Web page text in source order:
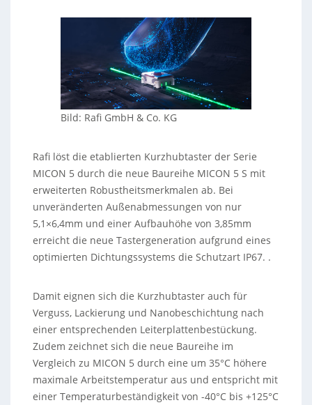
Bild: Rafi GmbH & Co. KG
Rafi löst die etablierten Kurzhubtaster der Serie
MICON 5 durch die neue Baureihe MICON 5 S mit
erweiterten Robustheitsmerkmalen ab. Bei
unveränderten Außenabmessungen von nur
5,1×6,4mm und einer Aufbauhöhe von 3,85mm
erreicht die neue Tastergeneration aufgrund eines
optimierten Dichtungssystems die Schutzart IP67. .
Damit eignen sich die Kurzhubtaster auch für
Verguss, Lackierung und Nanobeschichtung nach
einer entsprechenden Leiterplattenbestückung.
Zudem zeichnet sich die neue Baureihe im
Vergleich zu MICON 5 durch eine um 35°C höhere
maximale Arbeitstemperatur aus und entspricht mit
einer Temperaturbeständigkeit von -40°C bis +125°C